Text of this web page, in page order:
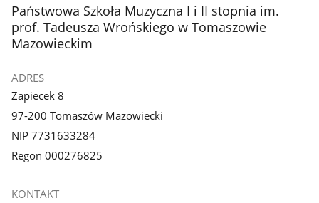
stopka
Państwowa Szkoła Muzyczna I i II stopnia im.
prof. Tadeusza Wrońskiego w Tomaszowie
Mazowieckim
ADRES
Zapiecek 8
97-200 Tomaszów Mazowiecki
NIP 7731633284
Regon 000276825
KONTAKT